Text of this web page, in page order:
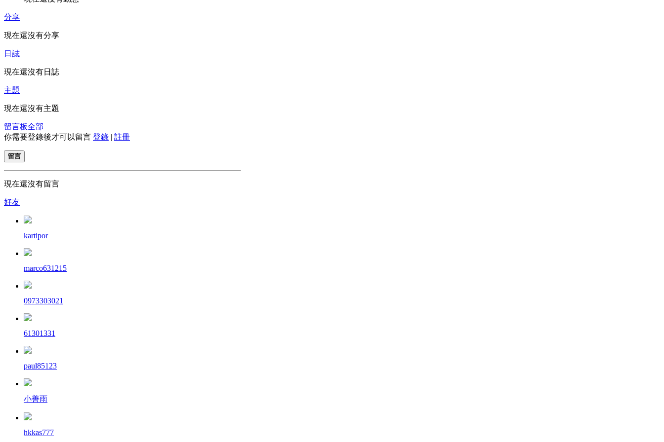
分享
現在還沒有分享
日誌
現在還沒有日誌
主題
現在還沒有主題
留言板全部
你需要登錄後才可以留言 登錄 | 註冊
留言
現在還沒有留言
好友
kartipor
marco631215
0973303021
61301331
paul85123
小善雨
hkkas777